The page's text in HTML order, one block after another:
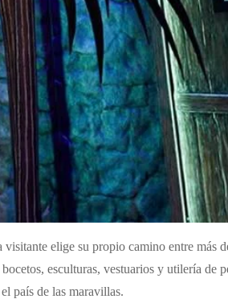
elige su propio camino entre más
esculturas, vestuarios y utilería
país de las maravillas.